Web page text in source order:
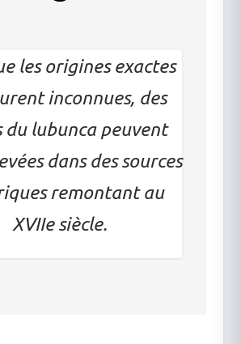
les origines exactes
inconnues, des
du lubunca peuvent
dans des sources
remontant au
XVIIe siècle.